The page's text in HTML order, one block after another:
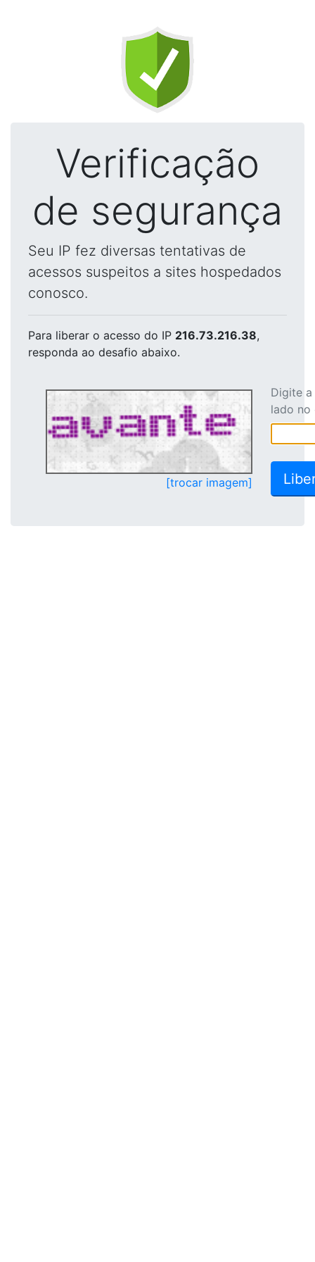
Verificação
de segurança
Seu IP fez diversas tentativas de
acessos suspeitos a sites hospedados
conosco.
Para liberar o acesso do IP 216.73.216.38,
responda ao desafio abaixo.
[trocar imagem]
Digite
lado no